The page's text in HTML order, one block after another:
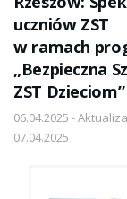
uczniów ZST
w ramach
„Bezpieczna
ZST Dzieciom”
06.04.2025 -
07.04.2025